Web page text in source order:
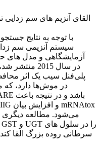
با توجه به نتایج
سیستم آنزیمی سم
آزمایشگاهی و مدل های
پلی‌فنل سیب یک اثر
سرطانی روده بزرگ القا